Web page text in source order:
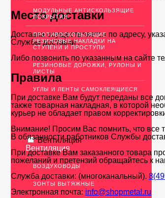
МОДУЛЬНЫЕ АНТИСКОЛЬЗЯЩИЕ
ПОКРЫТИЯ
ПРОТИВОСКОЛЬЗЯЩИЕ
РЕЗИНОВЫЕ НАКЛАДКИ НА
СТУПЕНИ И ПРОСТУПИ
РЕЗИНОВЫЕ ДОРОЖКИ, РУЛОНЫ И
ЛИСТЫ
УГЛЫ И ЛЕНТЫ САМОКЛЕЯЩИЕСЯ
Вентиляция
Вентиляция
ВОЗДУХОВОДЫ
ЗОНТЫ ВЫТЯЖНЫЕ
Место доставки
Доставка осуществляется по адресу,
Службы доставки .
Либо позвонить по указанным на сайте
Правила
При доставке Вам будут переданы все
также товарная накладная, в которой
курьер не обладает правом
Внимание! Просим Вас помнить, что все
В обязанности работников Службы
При доставке Вам заказанного товара
пожеланий и претензий обращайтесь к
Служба доставки: (многоканальный).
Электронная почта:info@shopmetal.ru